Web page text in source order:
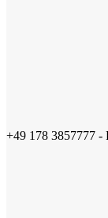
+49 178 3857777 -